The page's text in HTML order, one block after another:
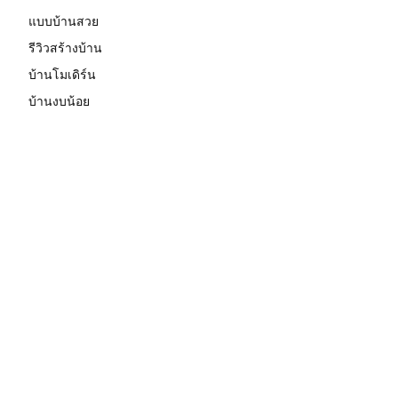
แบบบ้านสวย
รีวิวสร้างบ้าน
บ้านโมเดิร์น
บ้านงบน้อย